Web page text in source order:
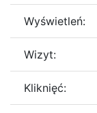
Wyświetleń:
Wizyt:
Kliknięć: